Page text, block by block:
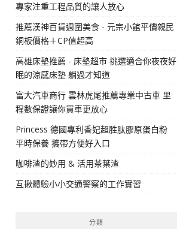
專家注重工程品質的讓人放心
推薦漢神百貨週圍美食 - 元宗小館平價親民
銅板價格＋CP值超高
高雄床墊推薦 - 床墊超市 挑選適合你夜夜好
眠的涼感床墊 躺過才知道
富大汽車商行 雲林虎尾推薦專業中古車 里
程數保證讓你買車更放心
Princess 德國專利香妃超胜肽膠原蛋白粉
平時保養 攜帶方便好入口
咖啡渣的妙用 & 活用茶葉渣
互揪體驗小小交通警察的工作實習
分類